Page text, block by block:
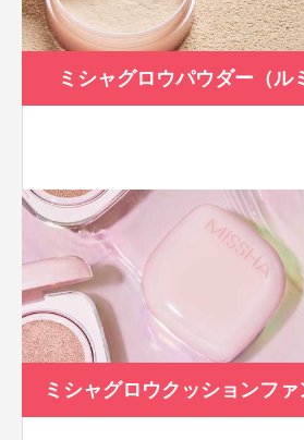
ミシャグロウパウダー（ル